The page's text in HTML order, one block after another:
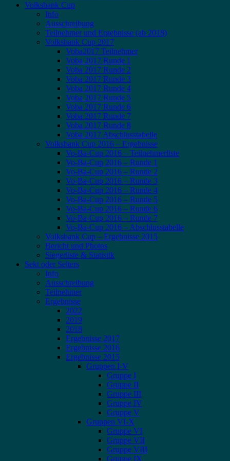
Volksbank Cup
Info
Ausschreibung
Teilnehmer und Ergebnisse (ab 2018)
Volksbank Cup 2017
Voba2017 Teilnehmer
Voba 2017 Runde 1
Voba 2017 Runde 2
Voba 2017 Runde 3
Voba 2017 Runde 4
Voba 2017 Runde 5
Voba 2017 Runde 6
Voba 2017 Runde 7
Voba 2017 Runde 8
Voba 2017 Abschlusstabelle
Volksbank Cup 2016 – Ergebnisse
Vo-Ba-Cup 2016 – Teilnehmerliste
Vo-Ba-Cup 2016 – Runde 1
Vo-Ba-Cup 2016 – Runde 2
Vo-Ba-Cup 2016 – Runde 3
Vo-Ba-Cup 2016 – Runde 4
Vo-Ba-Cup 2016 – Runde 5
Vo-Ba-Cup 2016 – Runde 6
Vo-Ba-Cup 2016 – Runde 7
Vo-Ba-Cup 2016 – Abschlusstabelle
Volksbank Cup – Ergebnisse 2015
Bericht und Photos
Siegerliste & Statistik
Sekt oder Selters
Info
Ausschreibung
Teilnehmer
Ergebnisse
2022
2019
2018
Ergebnisse 2017
Ergebnisse 2016
Ergebnisse 2015
Gruppen I-V
Gruppe I
Gruppe II
Gruppe III
Gruppe IV
Gruppe V
Gruppen VI-X
Gruppe VI
Gruppe VII
Gruppe VIII
Gruppe IX